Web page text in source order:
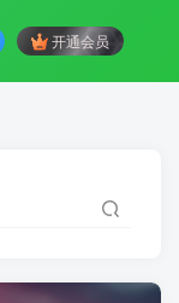
开通会员